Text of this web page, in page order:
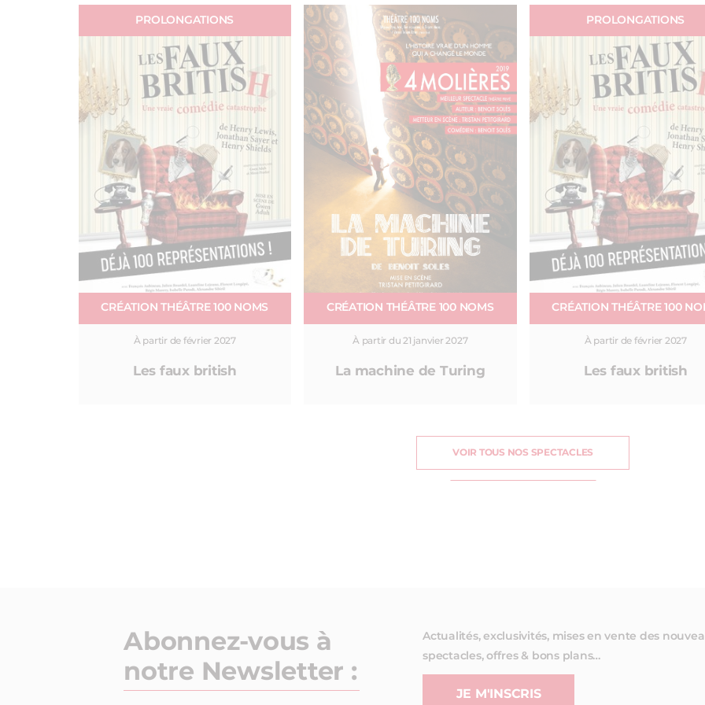
PROLONGATIONS
CRÉATION THÉÂTRE 100 NOMS
À partir de février 2027
Les faux british
CRÉATION THÉÂTRE 100 NOMS
À partir du 21 janvier 2027
La machine de Turing
PROLONGATIONS
CRÉATION THÉÂTRE 100
À partir de février 2027
Les faux british
VOIR TOUS NOS SPECTACLES
Abonnez-vous à
notre Newsletter :
Actualités, exclusivités, mises en vente des
spectacles, offres & bons plans…
JE M'INSCRIS